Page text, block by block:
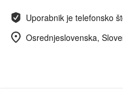
Uporabnik je telefonsko
Osrednjeslovenska,